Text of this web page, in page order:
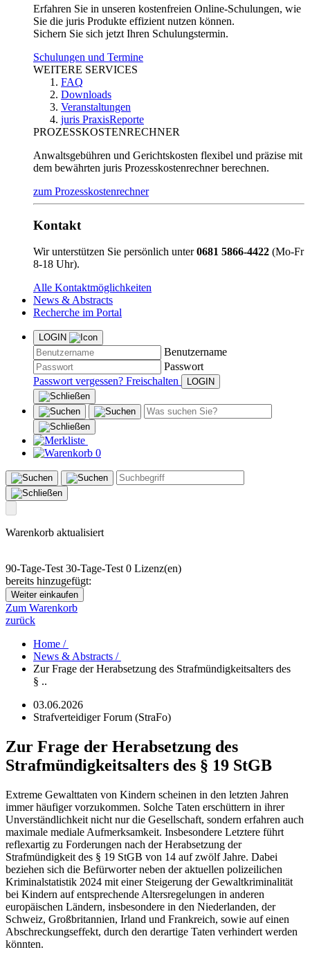
Erfahren Sie in unseren kostenfreien Online-Schulungen, wie
Sie die juris Produkte effizient nutzen können.
Sichern Sie sich jetzt Ihren Schulungstermin.
Schulungen und Termine
WEITERE SERVICES
FAQ
Downloads
Veranstaltungen
juris PraxisReporte
PROZESSKOSTENRECHNER
Anwaltsgebühren und Gerichtskosten flexibel und präzise mit
dem bewährten juris Prozesskostenrechner berechnen.
zum Prozesskostenrechner
Kontakt
Wir unterstützen Sie persönlich unter0681 5866-4422 (Mo-Fr
8-18 Uhr).
Alle Kontaktmöglichkeiten
News & Abstracts
Recherche im Portal
LOGIN
Benutzername
Passwort
Passwort vergessen? Freischalten
0
Warenkorb aktualisiert
90-Tage-Test 30-Tage-Test 0 Lizenz(en)
bereits hinzugefügt:
Weiter einkaufen
Zum Warenkorb
zurück
Home /
News & Abstracts /
Zur Frage der Herabsetzung des Strafmündigkeitsalters des
§ ..
03.06.2026
Strafverteidiger Forum (StraFo)
Zur Frage der Herabsetzung des
Strafmündigkeitsalters des § 19 StGB
Extreme Gewalttaten von Kindern scheinen in den letzten Jahren
immer häufiger vorzukommen. Solche Taten erschüttern in ihrer
Unverständlichkeit nicht nur die Gesellschaft, sondern erfahren auch
maximale mediale Aufmerksamkeit. Insbesondere Letztere führt
reflexartig zu Forderungen nach der Herabsetzung der
Strafmündigkeit des § 19 StGB von 14 auf zwölf Jahre. Dabei
beziehen sich die Befürworter neben der aktuellen polizeilichen
Kriminalstatistik 2024 mit einer Steigerung der Gewaltkriminalität
bei Kindern auf entsprechende Altersregelungen in anderen
europäischen Ländern, insbesondere in den Niederlanden, der
Schweiz, Großbritannien, Irland und Frankreich, sowie auf einen
Abschreckungseffekt, durch den derartige Taten verhindert werden
könnten.